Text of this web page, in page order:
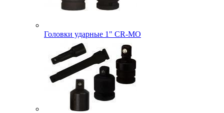
Головки ударные 1" CR-MO